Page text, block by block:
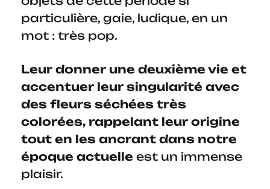
particulière, gaie, ludique, en un
mot : très pop.
Leur donner une deuxième vie et
accentuer leur singularité avec
des fleurs séchées très
colorées, rappelant leur origine
tout en les ancrant dans notre
époque actuelle est un immense
plaisir.